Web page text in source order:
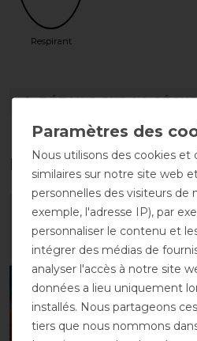
Respirant
DÉTAILS SUR LA
Les accessoires
-10%
Nous utilisons des cookies et
similaires sur notre site web
personnelles des visiteurs de
exemple, l'adresse IP), par
personnaliser le contenu et
intégrer des médias de
analyser l'accès à notre site
données a lieu uniquement
installés. Nous partageons
tiers que nous nommons